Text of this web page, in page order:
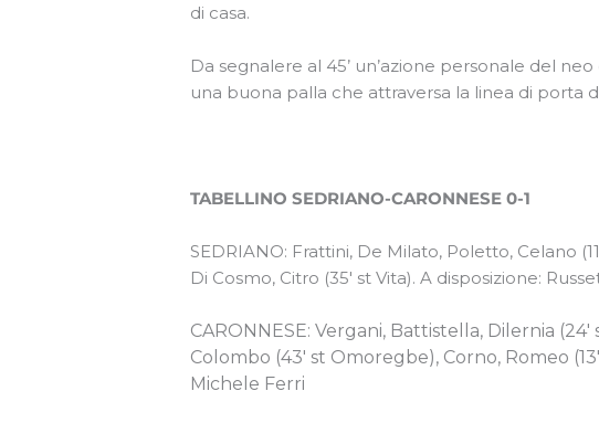
di casa.
Da segnalere al 45’ un’azione personale del
una buona palla che attraversa la linea di porta
TABELLINO SEDRIANO-CARONNESE 0-1
SEDRIANO: Frattini, De Milato, Poletto, Celano
Di Cosmo, Citro (35′ st Vita). A disposizione:
CARONNESE: Vergani, Battistella, Dilernia
Colombo (43′ st Omoregbe), Corno, Romeo
Michele Ferri